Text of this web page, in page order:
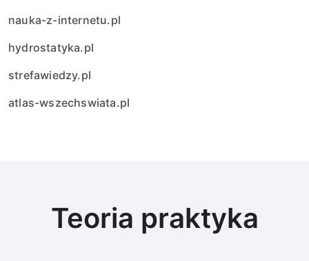
nauka-z-internetu.pl
hydrostatyka.pl
strefawiedzy.pl
atlas-wszechswiata.pl
Teoria praktyka